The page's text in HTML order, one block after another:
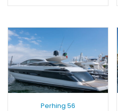
Perhing 56